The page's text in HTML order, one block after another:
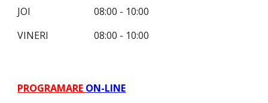
JOI
08:00 - 10:00
VINERI
08:00 - 10:00
PROGRAMARE ON-LINE